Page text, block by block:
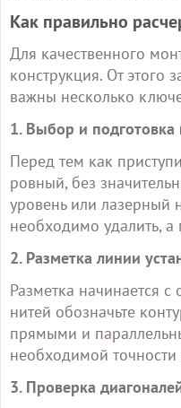
Как правильно
Для качественного
конструкция. От этого
важны несколько
1. Выбор и
Перед тем как
ровный, без
уровень или лазерный
необходимо удалить, а
2. Разметка линии
Разметка начинается
нитей обозначьте
прямыми и
необходимой точности
3. Проверка